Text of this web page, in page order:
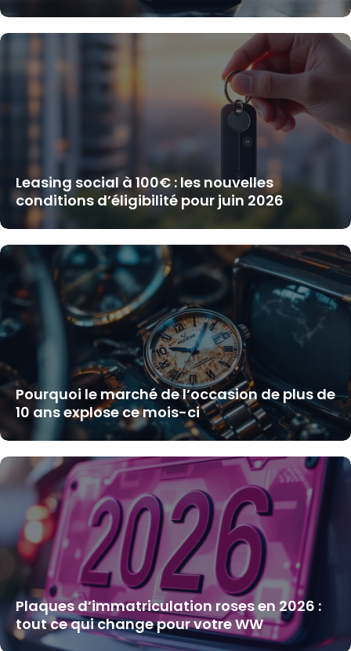
Leasing social à 100€ : les nouvelles
conditions d’éligibilité pour juin 2026
Pourquoi le marché de l’occasion de plus de
10 ans explose ce mois-ci
Plaques d’immatriculation roses en 2026 :
tout ce qui change pour votre WW